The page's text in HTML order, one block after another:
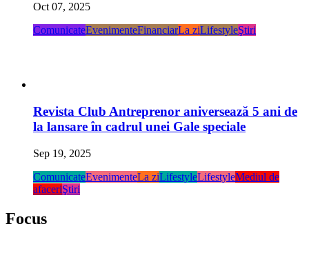
Oct 07, 2025
ComunicateEvenimenteFinanciarLa ziLifestyleŞtiri
Revista Club Antreprenor aniversează 5 ani de
la lansare în cadrul unei Gale speciale
Sep 19, 2025
ComunicateEvenimenteLa ziLifestyleLifestyleMediul de
afaceriŞtiri
Focus